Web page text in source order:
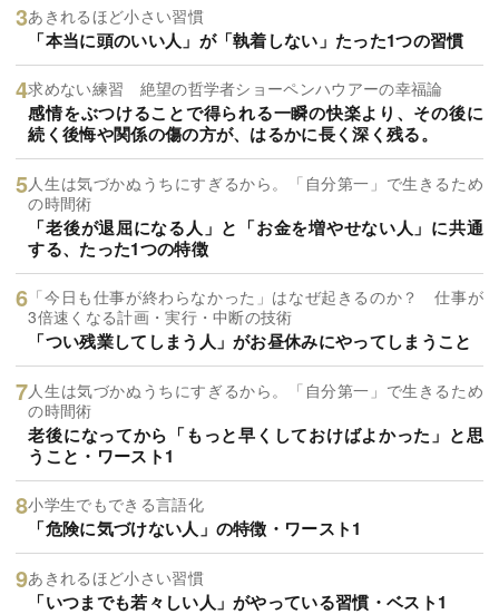
あきれるほど小さい習慣
「本当に頭のいい人」が「執着しない」たった1つの習慣
求めない練習 絶望の哲学者ショーペンハウアーの幸福論
感情をぶつけることで得られる一瞬の快楽より、その後に
続く後悔や関係の傷の方が、はるかに長く深く残る。
人生は気づかぬうちにすぎるから。「自分第一」で生きるため
の時間術
「老後が退屈になる人」と「お金を増やせない人」に共通
する、たった1つの特徴
「今日も仕事が終わらなかった」はなぜ起きるのか？ 仕事が
3倍速くなる計画・実行・中断の技術
「つい残業してしまう人」がお昼休みにやってしまうこと
人生は気づかぬうちにすぎるから。「自分第一」で生きるため
の時間術
老後になってから「もっと早くしておけばよかった」と思
うこと・ワースト1
小学生でもできる言語化
「危険に気づけない人」の特徴・ワースト1
あきれるほど小さい習慣
「いつまでも若々しい人」がやっている習慣・ベスト1